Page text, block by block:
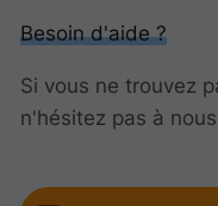
Besoin d'aide ?
Si vous ne trouvez
n'hésitez pas à